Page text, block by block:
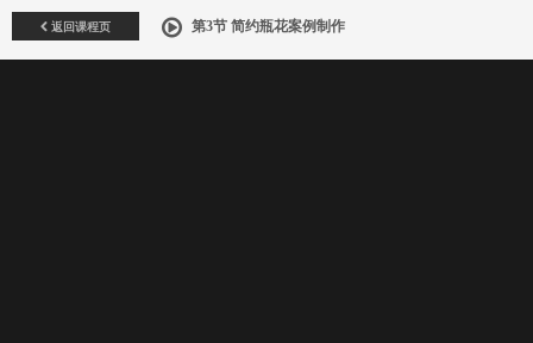
返回课程页 第3节 简约瓶花案例制作